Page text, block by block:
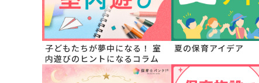
子どもたちが夢中になる！ 室
内遊びのヒントになるコラム
夏の保育アイデア